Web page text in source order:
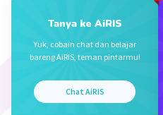
70 = 10a
a = 70/10
a = 7
Usia Andra = 3a + 4 =
Tanya ke AiRIS
Yuk, cobain chat dan belajar
bareng AiRIS, teman pintarmu!
Chat AiRIS